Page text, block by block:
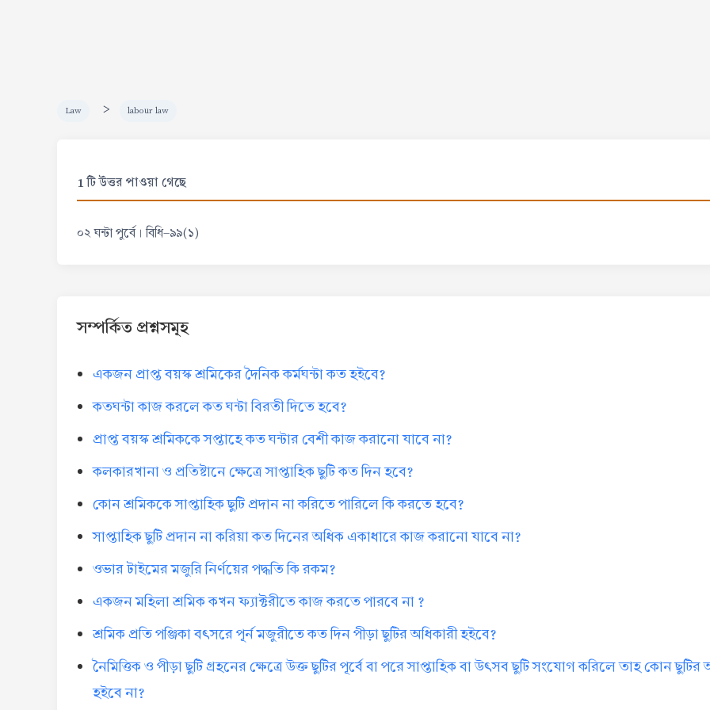
Law > labour law
1 টি উত্তর পাওয়া গেছে
০২ ঘন্টা পুর্বে । বিধি-৯৯(১)
সম্পর্কিত প্রশ্নসমূহ
একজন প্রাপ্ত বয়স্ক শ্রমিকের দৈনিক কর্মঘন্টা কত হইবে?
কতঘন্টা কাজ করলে কত ঘন্টা বিরতী দিতে হবে?
প্রাপ্ত বয়স্ক শ্রমিককে সপ্তাহে কত ঘন্টার বেশী কাজ করানো যাবে না?
কলকারখানা ও প্রতিষ্টানে ক্ষেত্রে সাপ্তাহিক ছুটি কত দিন হবে?
কোন শ্রমিককে সাপ্তাহিক ছুটি প্রদান না করিতে পারিলে কি করতে হবে?
সাপ্তাহিক ছুটি প্রদান না করিয়া কত দিনের অধিক একাধারে কাজ করানো যাবে না?
ওভার টাইমের মজুরি নির্ণয়ের পদ্ধতি কি রকম?
একজন মহিলা শ্রমিক কখন ফ্যাক্টরীতে কাজ করতে পারবে না ?
শ্রমিক প্রতি পঞ্জিকা বৎসরে পূর্ন মজুরীতে কত দিন পীড়া ছুটির অধিকারী হইবে?
নৈমিত্তিক ও পীড়া ছুটি গ্রহনের ক্ষেত্রে উক্ত ছুটির পূর্বে বা পরে সাপ্তাহিক বা উৎসব ছুটি সংযোগ করিলে তাহ কোন ছুটির
হইবে না?